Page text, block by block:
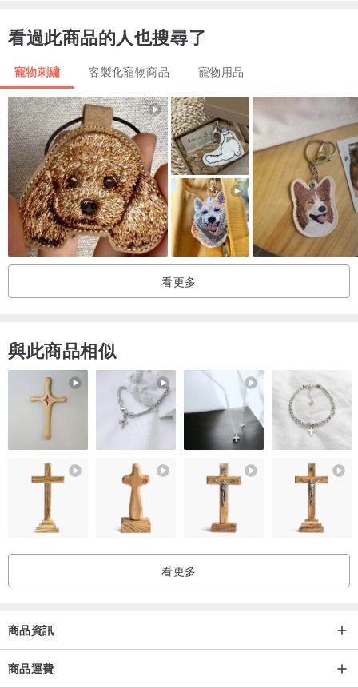
看過此商品的人也搜尋了
寵物刺繡 客製化寵物商品 寵物用品
看更多
與此商品相似
看更多
商品資訊
商品運費